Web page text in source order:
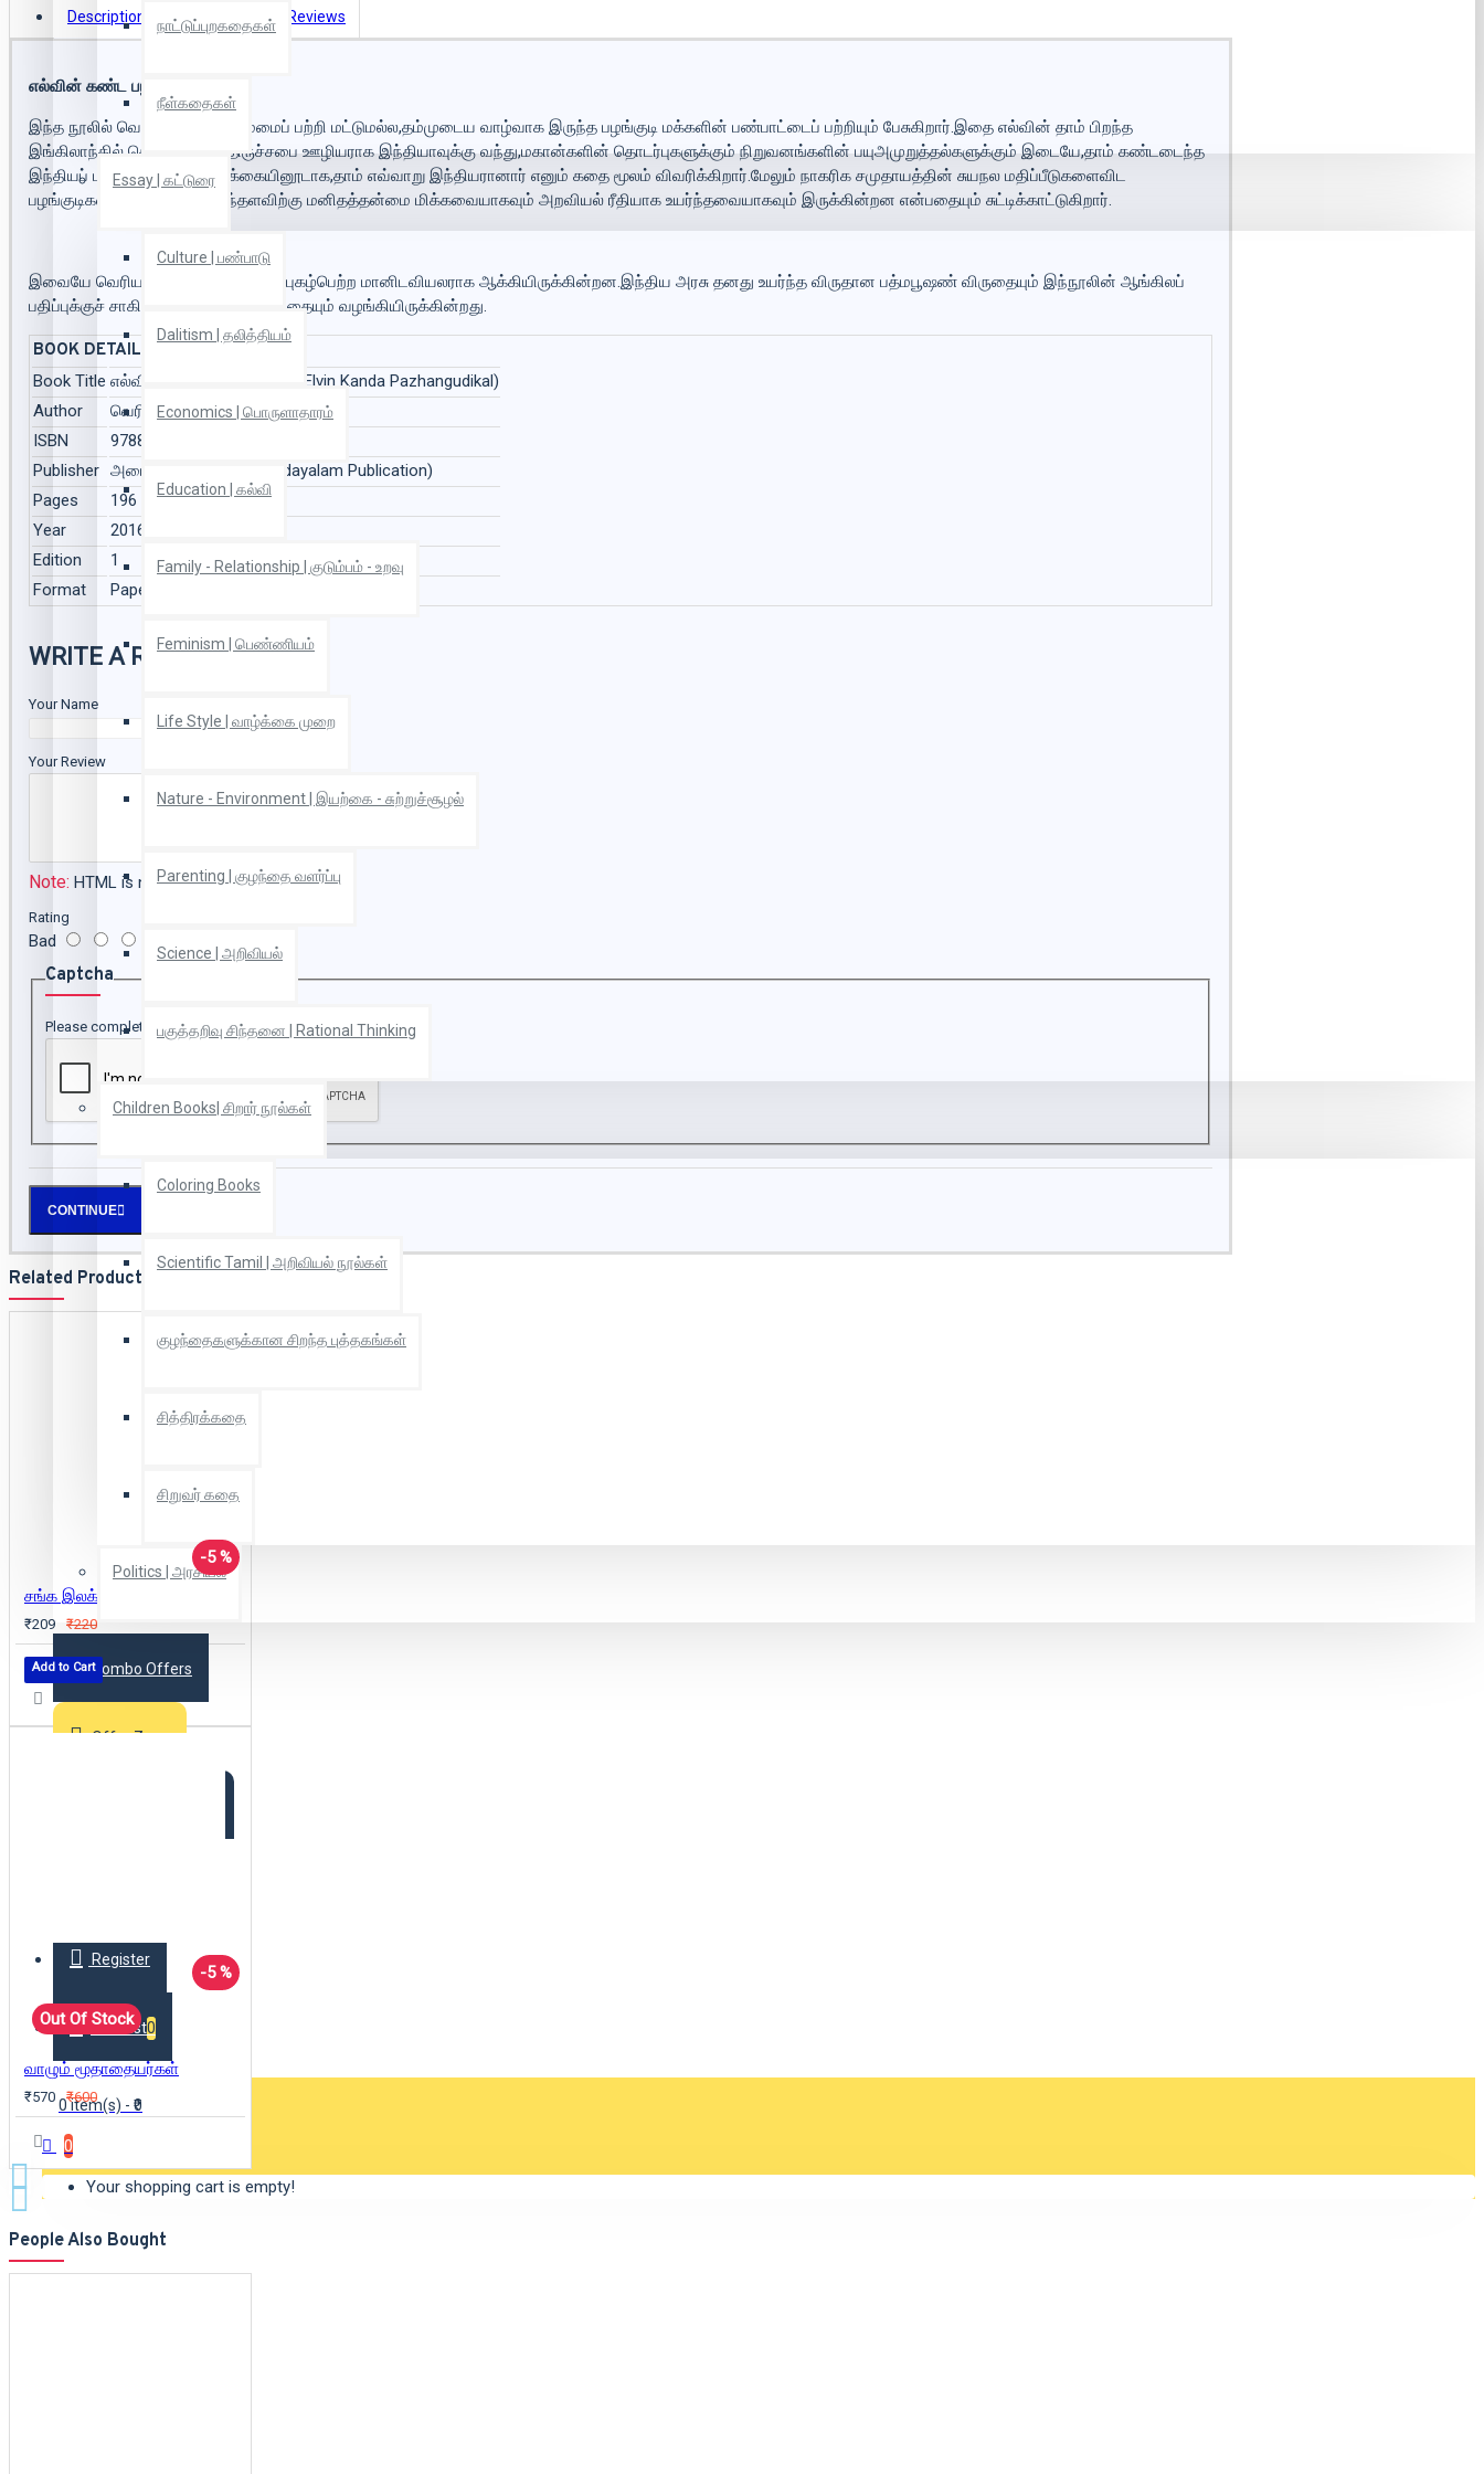
நாட்டுப்புறகதைகள்
நீள்கதைகள்
Essay | கட்டுரை
Culture | பண்பாடு
Dalitism | தலித்தியம்
Economics | பொருளாதாரம்
Education | கல்வி
Family - Relationship | குடும்பம் - உறவு
Feminism | பெண்ணியம்
Life Style | வாழ்க்கை முறை
Nature - Environment | இயற்கை - சுற்றுச்சூழல்
Parenting | குழந்தை வளர்ப்பு
Science | அறிவியல்
பகுத்தறிவு சிந்தனை | Rational Thinking
Children Books| சிறார் நூல்கள்
Coloring Books
Scientific Tamil | அறிவியல் நூல்கள்
குழந்தைகளுக்கான சிறந்த புத்தகங்கள்
சித்திரக்கதை
சிறுவர் கதை
Politics | அரசியல்
Combo Offers
Offer Zone
Register
Wishlist0
0 item(s) - ₹0
0
Your shopping cart is empty!
Description Book Details Reviews
எல்வின் கண்ட பழங்குடிகள்
இந்த நூலில் வெரியர் எல்வின் தம்மைப் பற்றி மட்டுமல்ல,தம்முடைய வாழ்வாக இருந்த பழங்குடி மக்களின் பண்பாட்டைப் பற்றியும் பேசுகிறார்.இதை எல்வின் தாம் பிறந்த
இங்கிலாந்தில் தொடங்கி,ஒரு திருச்சபை ஊழியராக இந்தியாவுக்கு வந்து,மகான்களின் தொடர்புகளுக்கும் நிறுவனங்களின் பயுஅமுறுத்தல்களுக்கும் இடையே,தாம் கண்டடைந்த
இந்தியப் பழங்குடிகளின் வாழ்க்கையினூடாக,தாம் எவ்வாறு இந்தியரானார் எனும் கதை மூலம் விவரிக்கிறார்.மேலும் நாகரிக சமுதாயத்தின் சுயநல மதிப்பீடுகளைவிட
பழங்குடிகளின் மதிப்பீடுகள் எந்தளவிற்கு மனிதத்தன்மை மிக்கவையாகவும் அறவியல் ரீதியாக உயர்ந்தவையாகவும் இருக்கின்றன என்பதையும் சுட்டிக்காட்டுகிறார்.
இவையே வெரியர் எல்வினை ஓர் உலக புகழ்பெற்ற மானிடவியலராக ஆக்கியிருக்கின்றன.இந்திய அரசு தனது உயர்ந்த விருதான பத்மபூஷண் விருதையும் இந்நூலின் ஆங்கிலப்
பதிப்புக்குச் சாகித்திய அகாடெமி விருதையும் வழங்கியிருக்கின்றது.
BOOK DETAILS
Book Title எல்வின் கண்ட பழங்குடிகள் (Elvin Kanda Pazhangudikal)
Author
வெரியர் எல்வின் (Veriyar Elvin)
ISBN
9788177202434
Publisher அடையாளம் பதிப்பகம் (Adayalam Publication)
Pages
196
Year
2016
Edition
1
Format
Paper Back
WRITE A REVIEW
Your Name
Your Review
Note: HTML is not translated!
Rating
Bad
Captcha
Please complete the captcha validation below
CONTINUE
Related Products
-5 %
₹209 ₹220
Add to Cart
-5 %
Out Of Stock
வாழும் மூதாதையர்கள்
₹570 ₹600
People Also Bought